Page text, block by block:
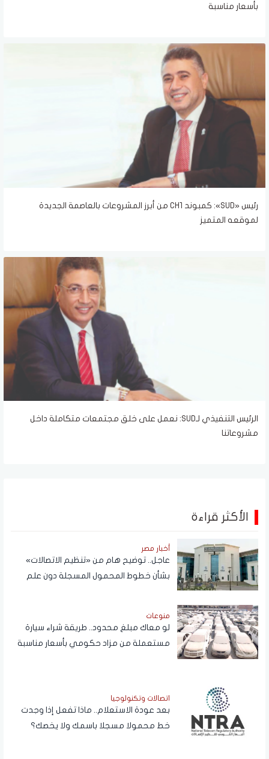
بأسعار مناسبة
رئيس «SUD»: كمبوند CH1 من أبرز المشروعات بالعاصمة الجديدة
لموقعه المتميز
الرئيس التنفيذي لـSUD: نعمل على خلق مجتمعات متكاملة داخل
مشروعاتنا
الأكثر قراءة
أخبار مصر
عاجل.. توضيح هام من «تنظيم الاتصالات»
بشأن خطوط المحمول المسجلة دون علم
منوعات
لو معاك مبلغ محدود.. طريقة شراء سيارة
مستعملة من مزاد حكومي بأسعار مناسبة
اتصالات وتكنولوجيا
بعد عودة الاستعلام.. ماذا تفعل إذا وجدت
خط محمولا مسجلا باسمك ولا يخصك؟